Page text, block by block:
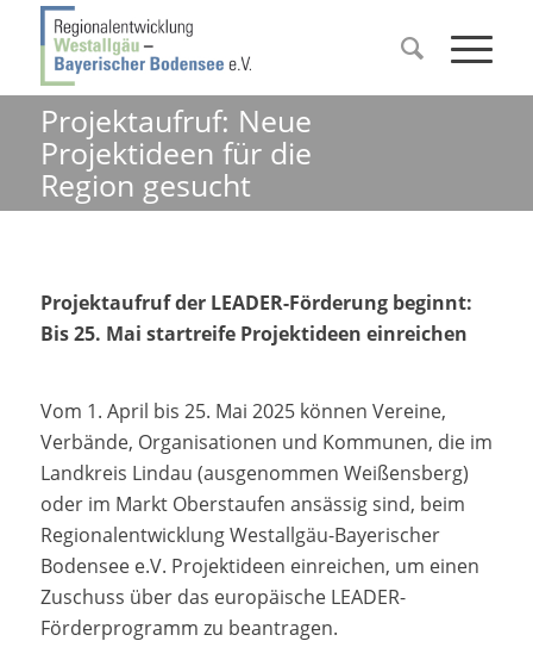
Projektaufruf: Neue
Projektideen für die
Region gesucht
Projektaufruf der LEADER-Förderung beginnt:
Bis 25. Mai startreife Projektideen einreichen
Vom 1. April bis 25. Mai 2025 können Vereine,
Verbände, Organisationen und Kommunen, die im
Landkreis Lindau (ausgenommen Weißensberg)
oder im Markt Oberstaufen ansässig sind, beim
Regionalentwicklung Westallgäu-Bayerischer
Bodensee e.V. Projektideen einreichen, um einen
Zuschuss über das europäische LEADER-
Förderprogramm zu beantragen.